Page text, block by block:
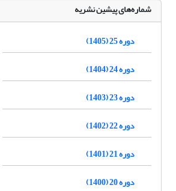
شماره‌های پیشین نشریه
دوره 25 (1405)
دوره 24 (1404)
دوره 23 (1403)
دوره 22 (1402)
دوره 21 (1401)
دوره 20 (1400)